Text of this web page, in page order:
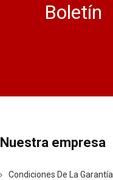
Boletín
Nuestra empresa
Condiciones De La Garantía